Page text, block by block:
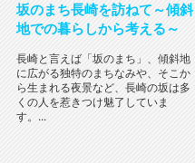
坂のまち長崎を訪ねて～傾斜
地での暮らしから考える～
長崎と言えば「坂のまち」、傾斜地
に広がる独特のまちなみや、そこか
ら生まれる夜景など、長崎の坂は多
くの人を惹きつけ魅了していま
す。...